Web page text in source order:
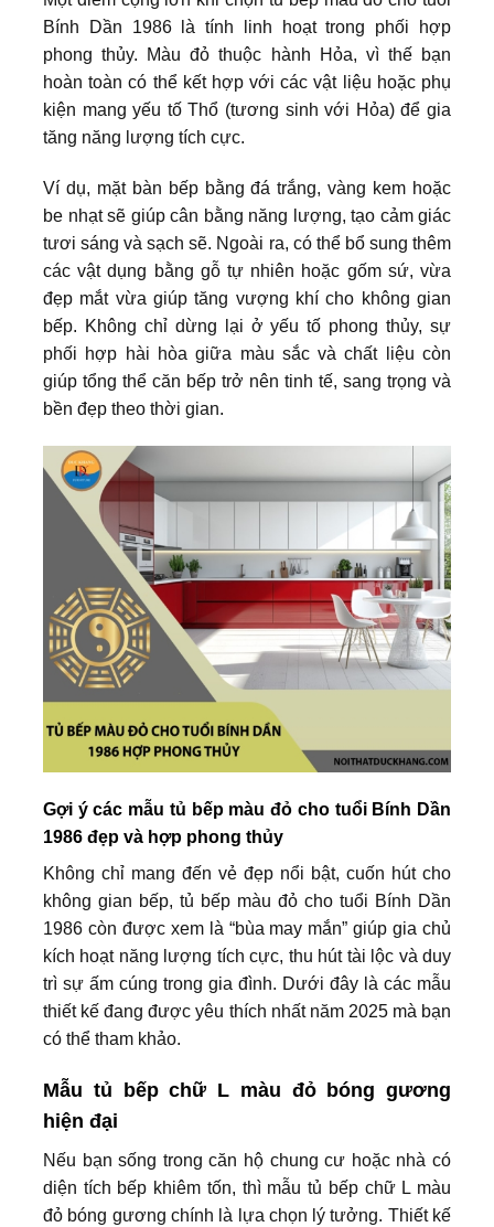
Bính Dần 1986 là tính linh hoạt trong phối hợp
phong thủy. Màu đỏ thuộc hành Hỏa, vì thế bạn
hoàn toàn có thể kết hợp với các vật liệu hoặc phụ
kiện mang yếu tố Thổ (tương sinh với Hỏa) để gia
tăng năng lượng tích cực.
Ví dụ, mặt bàn bếp bằng đá trắng, vàng kem hoặc
be nhạt sẽ giúp cân bằng năng lượng, tạo cảm giác
tươi sáng và sạch sẽ. Ngoài ra, có thể bổ sung thêm
các vật dụng bằng gỗ tự nhiên hoặc gốm sứ, vừa
đẹp mắt vừa giúp tăng vượng khí cho không gian
bếp. Không chỉ dừng lại ở yếu tố phong thủy, sự
phối hợp hài hòa giữa màu sắc và chất liệu còn
giúp tổng thể căn bếp trở nên tinh tế, sang trọng và
bền đẹp theo thời gian.
Gợi ý các mẫu tủ bếp màu đỏ cho tuổi Bính Dần
1986 đẹp và hợp phong thủy
Không chỉ mang đến vẻ đẹp nổi bật, cuốn hút cho
không gian bếp, tủ bếp màu đỏ cho tuổi Bính Dần
1986 còn được xem là “bùa may mắn” giúp gia chủ
kích hoạt năng lượng tích cực, thu hút tài lộc và duy
trì sự ấm cúng trong gia đình. Dưới đây là các mẫu
thiết kế đang được yêu thích nhất năm 2025 mà bạn
có thể tham khảo.
Mẫu tủ bếp chữ L màu đỏ bóng gương
hiện đại
Nếu bạn sống trong căn hộ chung cư hoặc nhà có
diện tích bếp khiêm tốn, thì mẫu tủ bếp chữ L màu
đỏ bóng gương chính là lựa chọn lý tưởng. Thiết kế